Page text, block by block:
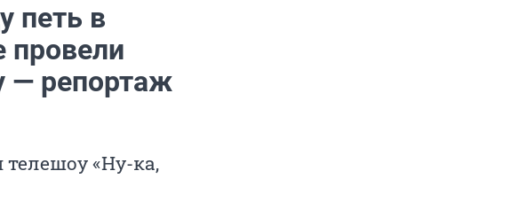
петь в
провели
— репортаж
«Ну-ка,